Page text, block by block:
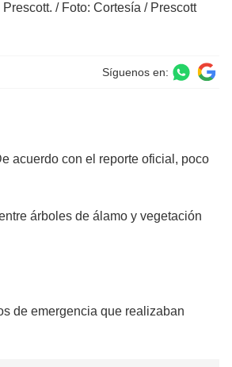
/ Foto: Cortesía / Prescott
Síguenos en:
acuerdo con el reporte oficial, poco
árboles de álamo y vegetación
de emergencia que realizaban